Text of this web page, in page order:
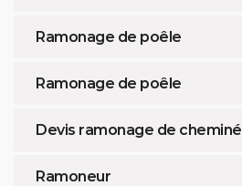
Ramonage de poêle
Ramonage de poêle
Devis ramonage de
Ramoneur